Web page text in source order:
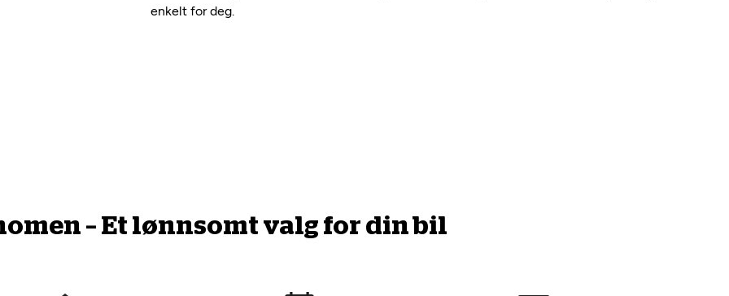
enkelt for deg.
– Et lønnsomt valg for din bil